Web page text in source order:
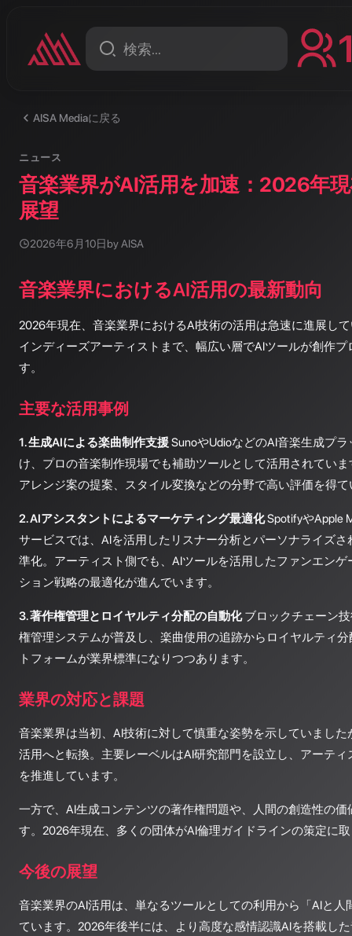
AISA Mediaに戻る
ニュース
音楽業界がAI活用を加速：2026年
展望
2026年6月10日 by AISA
音楽業界におけるAI活用の最新動向
2026年現在、音楽業界におけるAI技術の活用は急速に進展し
インディーズアーティストまで、幅広い層でAIツールが創作
す。
主要な活用事例
1. 生成AIによる楽曲制作支援SunoやUdioなどのAI音楽生成プ
け、プロの音楽制作現場でも補助ツールとして活用されてい
アレンジ案の提案、スタイル変換などの分野で高い評価を得
2. AIアシスタントによるマーケティング最適化SpotifyやApple
サービスでは、AIを活用したリスナー分析とパーソナライズ
準化。アーティスト側でも、AIツールを活用したファンエン
ション戦略の最適化が進んでいます。
3. 著作権管理とロイヤルティ分配の自動化ブロックチェーン
権管理システムが普及し、楽曲使用の追跡からロイヤルティ
トフォームが業界標準になりつつあります。
業界の対応と課題
音楽業界は当初、AI技術に対して慎重な姿勢を示していまし
活用へと転換。主要レーベルはAI研究部門を設立し、アーテ
を推進しています。
一方で、AI生成コンテンツの著作権問題や、人間の創造性の
す。2026年現在、多くの団体がAI倫理ガイドラインの策定に
今後の展望
音楽業界のAI活用は、単なるツールとしての利用から「AIと人
ています。2026年後半には、より高度な感情認識AIを搭載し